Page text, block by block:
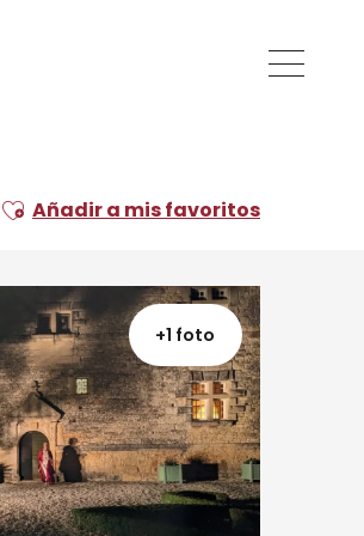
Ajouter aux favoris
Añadir a mis favoritos
+1 foto